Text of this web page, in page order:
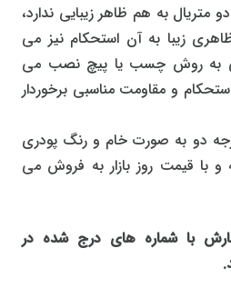
به هم ظاهر زیبایی ندارد،
زیبا به آن استحکام نیز می
به روش چسب یا پیچ نصب می
و مقاومت مناسبی برخوردار
درجه دو به صورت خام و رنگ پودری
و با قیمت روز بازار به فروش می
با شماره های درج شده در